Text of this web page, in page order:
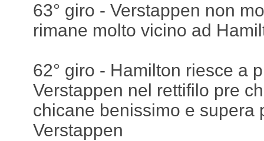
63° giro - Verstappen non
rimane molto vicino ad
62° giro - Hamilton riesce a
Verstappen nel rettifilo pre
chicane benissimo e supera
Verstappen